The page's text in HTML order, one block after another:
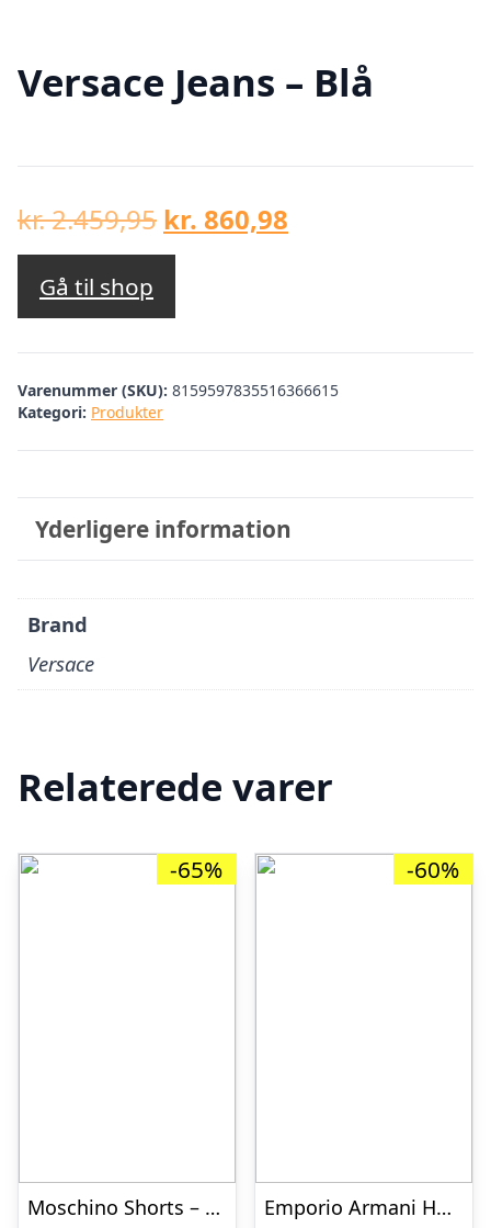
Versace Jeans – Blå
kr.2.459,95 Den
oprindelige
var:
kr. 2.459,95.
kr. 860,98
kr. 860,98.
Gå til shop
Varenummer (SKU): 8159597835516366615
Kategori: Produkter
Yderligere information
Brand
Versace
Relaterede varer
-65%
Moschino Shorts – Sort m. Print
-60%
Emporio Armani Hue – Uld/Silke – Mørkeblå m. Hvid